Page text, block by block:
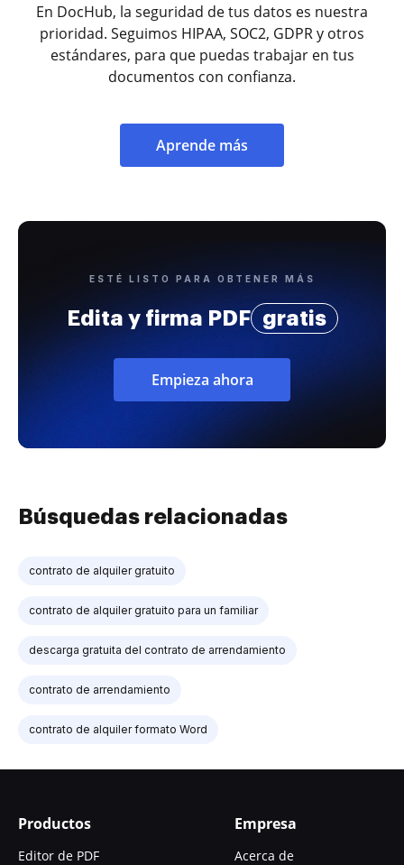
En DocHub, la seguridad de tus datos es nuestra
prioridad. Seguimos HIPAA, SOC2, GDPR y otros
estándares, para que puedas trabajar en tus
documentos con confianza.
Aprende más
ESTÉ LISTO PARA OBTENER MÁS
Edita y firma PDF gratis
Empieza ahora
Búsquedas relacionadas
contrato de alquiler gratuito
contrato de alquiler gratuito para un familiar
descarga gratuita del contrato de arrendamiento
contrato de arrendamiento
contrato de alquiler formato Word
Productos
Editor de PDF
Empresa
Acerca de